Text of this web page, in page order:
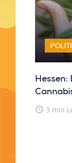
access_time 3 min